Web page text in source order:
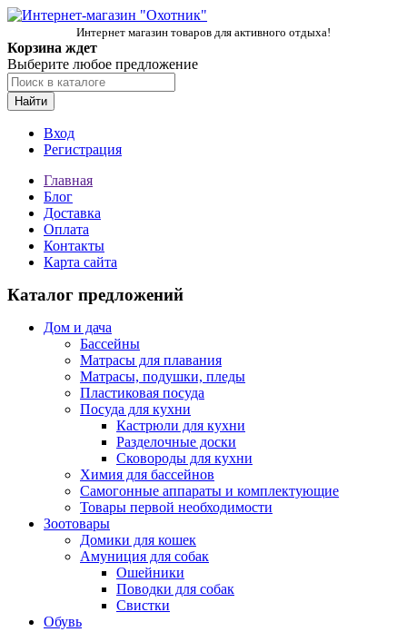
Интернет магазин товаров для активного отдыха!
Корзина ждет
Выберите любое предложение
Найти
Вход
Регистрация
Главная
Блог
Доставка
Оплата
Контакты
Карта сайта
Каталог предложений
Дом и дача
Бассейны
Матрасы для плавания
Матрасы, подушки, пледы
Пластиковая посуда
Посуда для кухни
Кастрюли для кухни
Разделочные доски
Сковороды для кухни
Химия для бассейнов
Самогонные аппараты и комплектующие
Товары первой необходимости
Зоотовары
Домики для кошек
Амуниция для собак
Ошейники
Поводки для собак
Свистки
Обувь